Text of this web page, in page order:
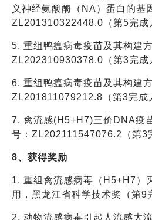
义神经氨酸酶（NA）蛋白的基
ZL201310322448.0（第5完成
5. 重组鸭瘟病毒疫苗及其构建
ZL202310930378.0（第3完成
6. 重组鸭瘟病毒疫苗及其构建
ZL201811079212.8（第3完成
7. 禽流感(H5+H7)三价DNA疫
号：ZL202111547076.2（第3
8、获得奖励
1. 重组禽流感病毒（H5+H7）
用，黑龙江省科学技术奖（第9
2. 动物流感病毒引起人流感大